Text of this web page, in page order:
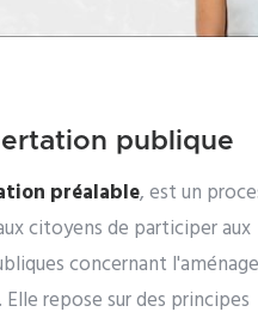
publique
préalable, est un
citoyens de participer aux
concernant
repose sur des principes